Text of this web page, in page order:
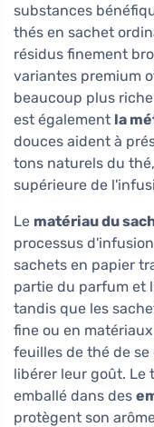
substances
thés en sachet
résidus finement
variantes premium
beaucoup plus
est également la
douces aident à
tons naturels du
supérieure de
Le matériau du
processus
sachets en papier
partie du parfum et
tandis que les
fine ou en
feuilles de thé de
libérer leur goût. Le
emballé dans des
protègent son